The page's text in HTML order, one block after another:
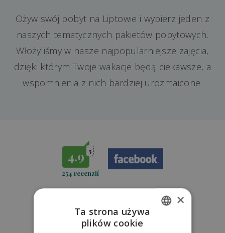
Ożyw swój pobyt na Liptowie i wybierz jeden z
naszych tematycznych pakietów pobytowych.
Włożyliśmy w nasze najpopularniejsze zajęcia,
dzięki którym Twoje wakacje będą ciekawsze, a
wspomnienia z nich bardziej urozmaicone.
4.9 5
254 recenzií
4.5
216 recenzií
×
Ta strona używa
plików cookie